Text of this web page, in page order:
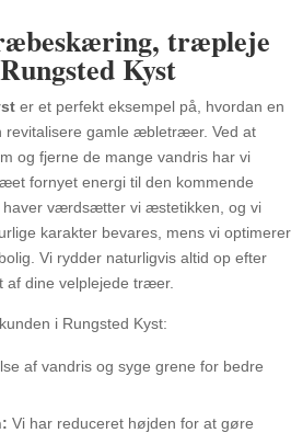
træpleje
Kyst
er et perfekt eksempel på, hvordan en
gamle æbletræer. Ved at
og fjerne de mange vandris har vi
fornyet energi til den kommende
værdsætter vi æstetikken, og vi
karakter bevares, mens vi optimerer
Vi rydder naturligvis altid op efter
af dine velplejede træer.
i Rungsted Kyst:
af vandris og syge grene for bedre
Vi har reduceret højden for at gøre